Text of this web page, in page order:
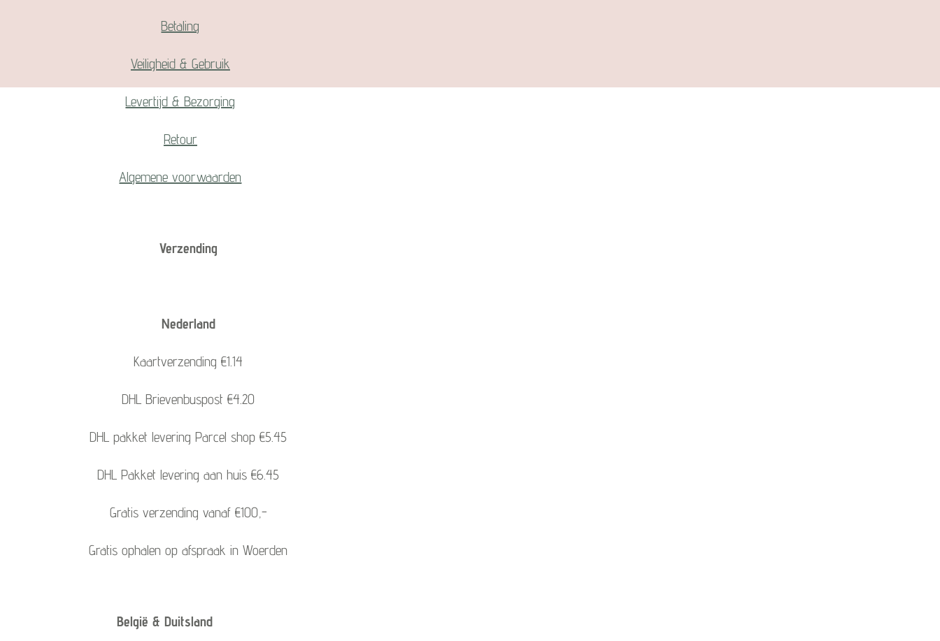
Betaling
Veiligheid & Gebruik
Levertijd & Bezorging
Retour
Algemene voorwaarden
Verzending
Nederland
Kaartverzending €1.14
DHL Brievenbuspost €4.20
DHL pakket levering Parcel shop €5.45
DHL Pakket levering aan huis €6.45
Gratis verzending vanaf €100,-
Gratis ophalen op afspraak in Woerden
België & Duitsland